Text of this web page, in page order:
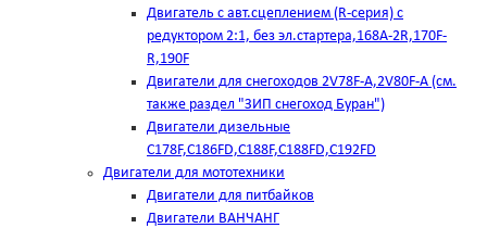
Двигатель с авт.сцеплением (R-серия) с
редуктором 2:1, без эл.стартера,168А-2R,170F-
R,190F
Двигатели для снегоходов 2V78F-A,2V80F-A (см.
также раздел "ЗИП снегоход Буран")
Двигатели дизельные
C178F,С186FD,C188F,C188FD,C192FD
Двигатели для мототехники
Двигатели для питбайков
Двигатели ВАНЧАНГ